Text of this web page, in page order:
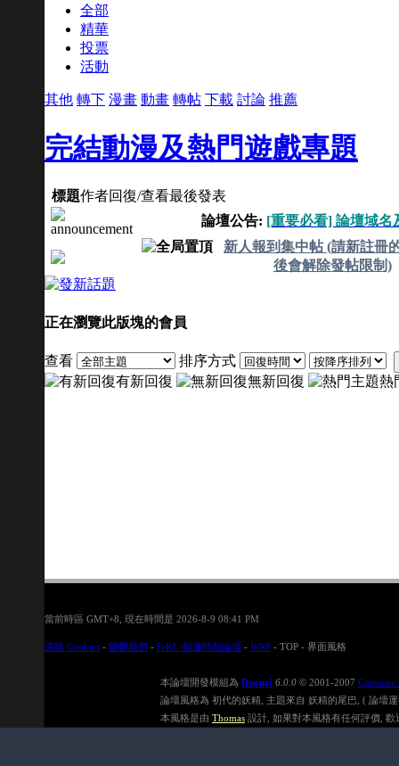
全部
精華
投票
活動
其他 轉下 漫畫 動畫 轉帖 下載 討論 推薦
完結動漫及熱門遊戲專題
標題作者回復/查看最後發表
論壇公告: [重要必看] 論壇域名
新人報到集中帖 (請新註冊
後會解除發帖限制)
正在瀏覽此版塊的會員
查看
排序方式
有新回復
無新回復 熱
當前時區 GMT+8, 現在時間是 2026-8-9 08:41 PM
清除 Cookies - 聯繫我們 - FrKL-動漫時刻論壇 - WAP - TOP - 界面風格
本論壇開發模組為 Discuz! 6.0.0 © 2001-2007 Comsenz
論壇風格為 初代的妖精, 主題來自 妖精的尾巴, ( 論壇
本風格是由 Thomas 設計, 如果對本風格有任何評價,